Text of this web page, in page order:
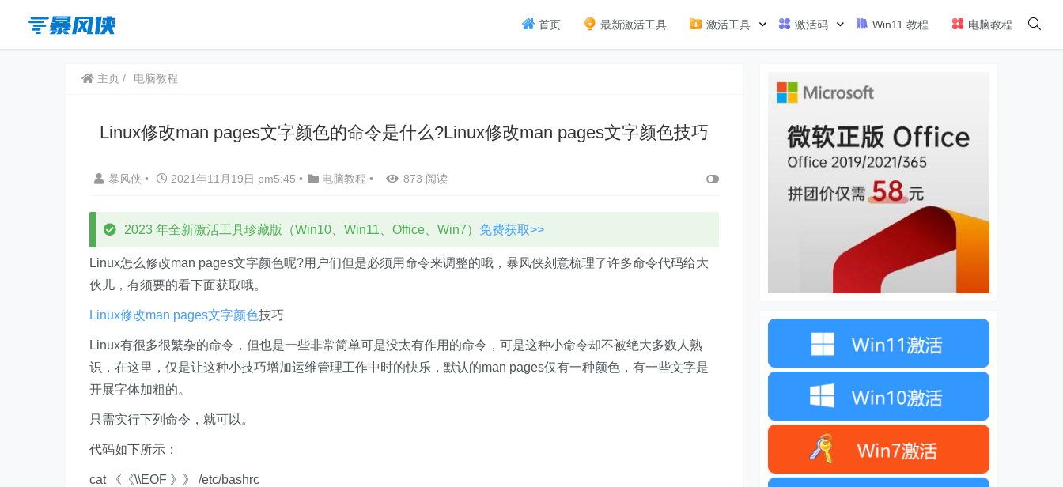
首页 最新激活工具 激活工具 激活码 Win11 教程 电脑教程
主页 电脑教程
Linux修改man pages文字颜色的命令是什么?Linux修改man pages文字颜色技巧
暴风侠 • 2021年11月19日 pm5:45 • 电脑教程 • 873 阅读
2023 年全新激活工具珍藏版（Win10、Win11、Office、Win7） 免费获取>>
Linux怎么修改man pages文字颜色呢?用户们但是必须用命令来调整的哦，暴风侠刻意梳理了许多命令代码给大
伙儿，有须要的看下面获取哦。
Linux修改man pages文字颜色技巧
Linux有很多很繁杂的命令，但也是一些非常简单可是没太有作用的命令，可是这种小命令却不被绝大多数人熟
识，在这里，仅是让这种小技巧增加运维管理工作中时的快乐，默认的man pages仅有一种颜色，有一些文字是
开展字体加粗的。
只需实行下列命令，就可以。
代码如下所示：
cat 《《\\EOF 》》 /etc/bashrc